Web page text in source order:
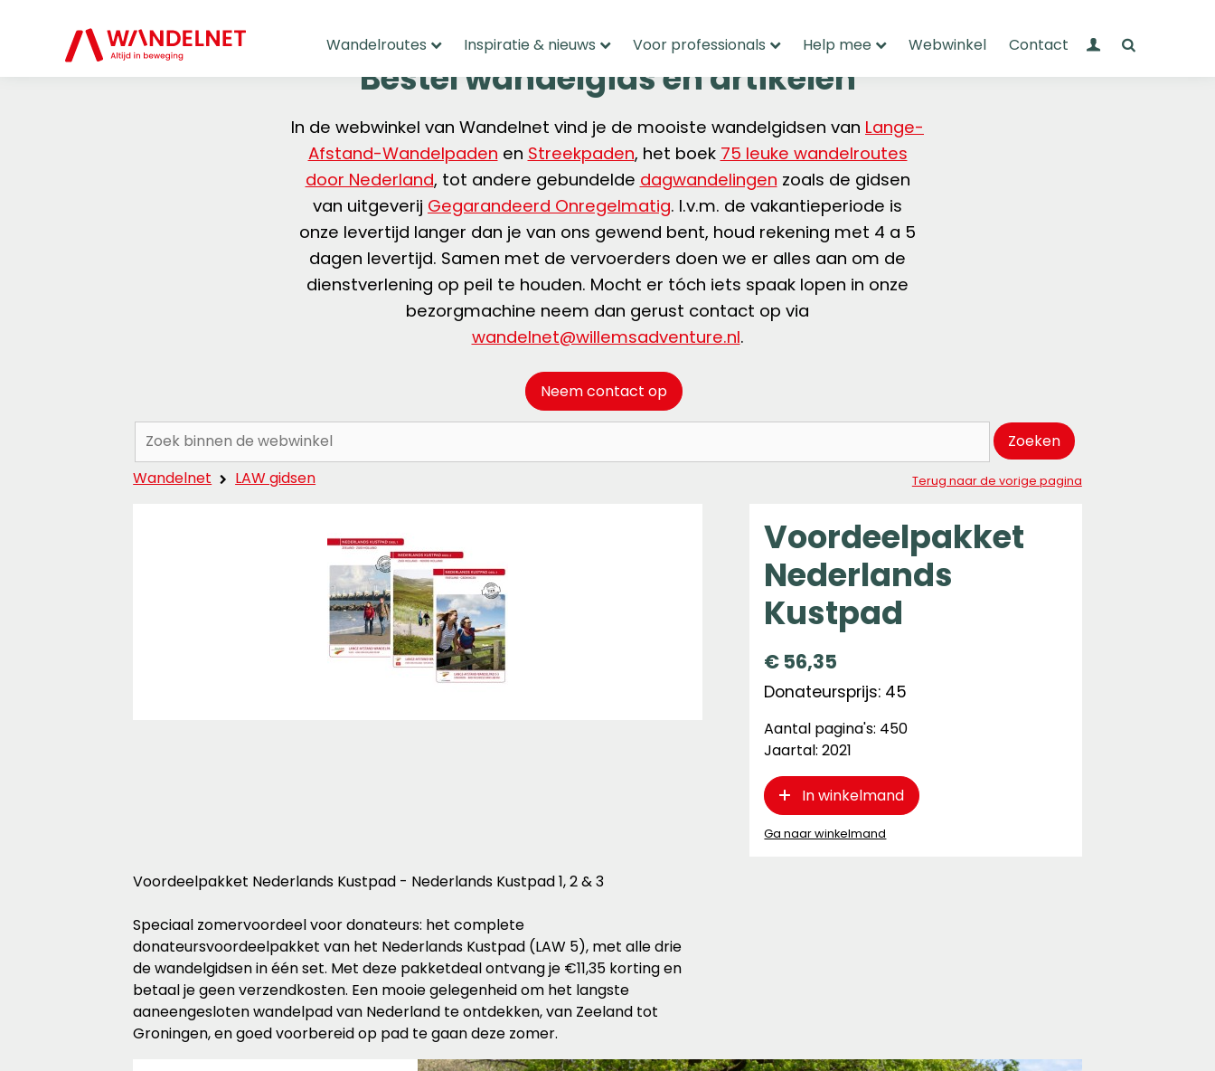
Wandelroutes Inspiratie & nieuws Voor professionals Help mee Webwinkel Contact Mijn Wandelnet
Bestel wandelgids en artikelen
In de webwinkel van Wandelnet vind je de mooiste wandelgidsen van Lange-
Afstand-Wandelpaden en Streekpaden, het boek 75 leuke wandelroutes
door Nederland, tot andere gebundelde dagwandelingen zoals de gidsen
van uitgeverij Gegarandeerd Onregelmatig. I.v.m. de vakantieperiode is
onze levertijd langer dan je van ons gewend bent, houd rekening met 4 a 5
dagen levertijd. Samen met de vervoerders doen we er alles aan om de
dienstverlening op peil te houden. Mocht er tóch iets spaak lopen in onze
bezorgmachine neem dan gerust contact op via
wandelnet@willemsadventure.nl.
Neem contact op
Zoeken:
Zoeken
Wandelnet
LAW gidsen Terug naar de vorige pagina
Voordeelpakket
Nederlands
Kustpad
€ 56,35
Donateursprijs: 45
Aantal pagina's: 450
Jaartal: 2021
In winkelmand
Ga naar winkelmand
Voordeelpakket Nederlands Kustpad - Nederlands Kustpad 1, 2 & 3
Speciaal zomervoordeel voor donateurs: het complete
donateursvoordeelpakket van het Nederlands Kustpad (LAW 5), met alle drie
de wandelgidsen in één set. Met deze pakketdeal ontvang je €11,35 korting en
betaal je geen verzendkosten. Een mooie gelegenheid om het langste
aaneengesloten wandelpad van Nederland te ontdekken, van Zeeland tot
Groningen, en goed voorbereid op pad te gaan deze zomer.